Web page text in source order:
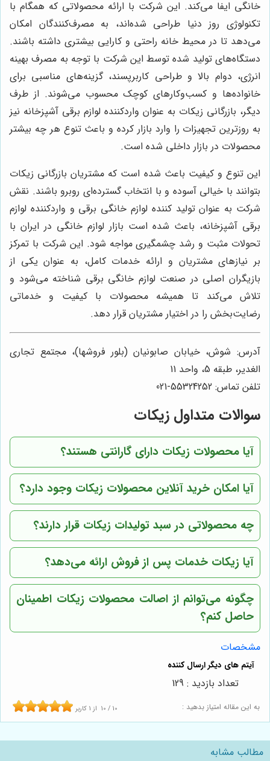
خانگی ایفا می‌کند. این شرکت با ارائه محصولاتی که همگام با
تکنولوژی روز دنیا طراحی شده‌اند، به مصرف‌کنندگان امکان
می‌دهد تا در محیط خانه راحتی و کارایی بیشتری داشته باشند.
دستگاه‌های تولید شده توسط این شرکت با توجه به مصرف بهینه
انرژی، دوام بالا و طراحی کاربرپسند، گزینه‌های مناسبی برای
خانواده‌ها و کسب‌وکارهای کوچک محسوب می‌شوند. از طرف
دیگر، بازرگانی زیکات به عنوان واردکننده لوازم برقی آشپزخانه نیز
به روزترین تجهیزات را وارد بازار کرده و باعث تنوع هر چه بیشتر
محصولات در بازار داخلی شده است.
این تنوع و کیفیت باعث شده است که مشتریان بازرگانی زیکات
بتوانند با خیالی آسوده و با انتخاب گسترده‌ای روبرو باشند. نقش
شرکت به عنوان تولید کننده لوازم خانگی برقی و واردکننده لوازم
برقی آشپزخانه، باعث شده است بازار لوازم خانگی در ایران با
تحولات مثبت و رشد چشمگیری مواجه شود. این شرکت با تمرکز
بر نیازهای مشتریان و ارائه خدمات کامل، به عنوان یکی از
بازیگران اصلی در صنعت لوازم خانگی برقی شناخته می‌شود و
تلاش می‌کند تا همیشه محصولات با کیفیت و خدماتی
رضایت‌بخش را در اختیار مشتریان قرار دهد.
آدرس: شوش، خیابان صابونیان (بلور فروشها)، مجتمع تجاری
الغدیر، طبقه 5، واحد 11
تلفن تماس: 55324252-021
سوالات متداول زیکات
آیا محصولات زیکات دارای گارانتی هستند؟
آیا امکان خرید آنلاین محصولات زیکات وجود دارد؟
چه محصولاتی در سبد تولیدات زیکات قرار دارند؟
آیا زیکات خدمات پس از فروش ارائه می‌دهد؟
چگونه می‌توانم از اصالت محصولات زیکات اطمینان
حاصل کنم؟
مشخصات
به این مقاله امتیاز بدهید : 10 / 10 از 1 کاربر
تعداد بازدید : 129
مطالب مشابه